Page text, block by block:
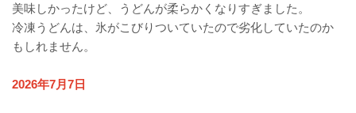
美味しかったけど、うどんが柔らかくなりすぎました。
冷凍うどんは、氷がこびりついていたので劣化していたのか
もしれません。
2026年7月7日